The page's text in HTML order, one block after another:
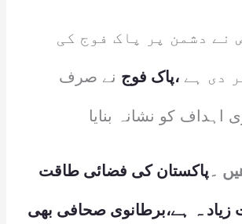
نے دشمن پر پاک فوج کی
دی ہے ،پاک فوج نے صرف
اہداف کو نشانہ بنایا
۔پاکستان کی فضائی طاقت
ہ ہے،برطانوی صحافی بھی